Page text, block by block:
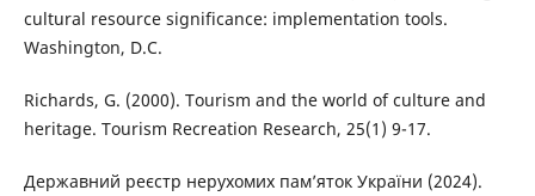
cultural resource significance: implementation tools.
Washington, D.C.
Richards, G. (2000). Tourism and the world of culture and
heritage. Tourism Recreation Research, 25(1) 9-17.
Державний реєстр нерухомих пам’яток України (2024).